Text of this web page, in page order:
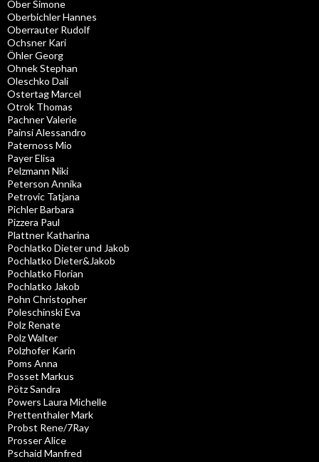
Ober Simone
Oberbichler Hannes
Oberrauter Rudolf
Ochsner Kari
Öhler Georg
Ohnek Stephan
Oleschko Dali
Ostertag Marcel
Otrok Thomas
Pachner Valerie
Painsi Alessandro
Paternoss Mio
Payer Elisa
Pelzmann Niki
Peterson Annika
Petrovic Tatjana
Pichler Barbara
Pizzera Paul
Plattner Katharina
Pochlatko Dieter und Jakob
Pochlatko Dieter&Jakob
Pochlatko Florian
Pochlatko Jakob
Pohn Christopher
Poleschinski Eva
Polz Renate
Polz Walter
Polzhofer Karin
Poms Anna
Posset Markus
Pötz Sandra
Powers Laura Michelle
Prettenthaler Mark
Probst Rene/7Ray
Prosser Alice
Pschaid Manfred